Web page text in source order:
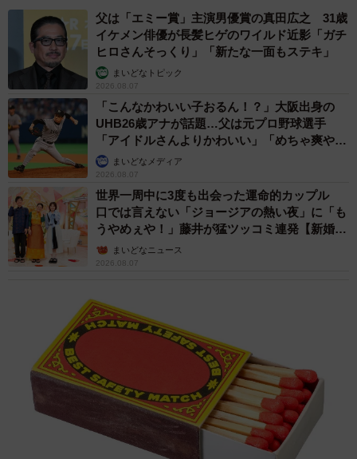
父は「エミー賞」主演男優賞の真田広之 31歳
イケメン俳優が長髪ヒゲのワイルド近影「ガチ
ヒロさんそっくり」「新たな一面もステキ」
まいどなトピック
2026.08.07
「こんなかわいい子おるん！？」大阪出身の
UHB26歳アナが話題…父は元プロ野球選手
「アイドルさんよりかわいい」「めちゃ爽や
か」まいどなメディア
2026.08.07
世界一周中に3度も出会った運命的カップル
口では言えない「ジョージアの熱い夜」に「も
うやめぇや！」藤井が猛ツッコミ連発【新婚さ
ん】まいどなニュース
2026.08.07